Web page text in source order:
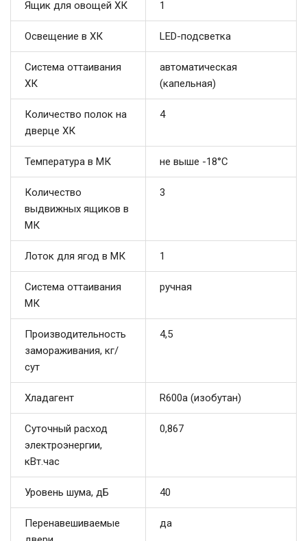
Ящик для овощей ХК 1
Освещение в ХК LED-подсветка
Система оттаивания
ХК
автоматическая
(капельная)
Количество полок на
дверце ХК
4
Температура в МК не выше -18°С
Количество
выдвижных ящиков в
МК
3
Лоток для ягод в МК 1
Система оттаивания
МК
ручная
Производительность
замораживания, кг/
сут
4,5
Хладагент R600a (изобутан)
Суточный расход
электроэнергии,
кВт.час
0,867
Уровень шума, дБ 40
Перенавешиваемые
да